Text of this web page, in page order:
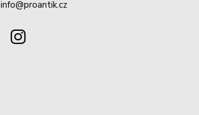
info@proantik.cz